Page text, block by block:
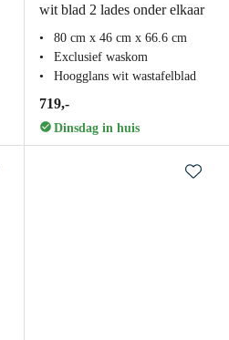
wit blad 2 lades onder elkaar
80 cm x 46 cm x 66.6 cm
Exclusief waskom
Hoogglans wit wastafelblad
719,-
Dinsdag in huis